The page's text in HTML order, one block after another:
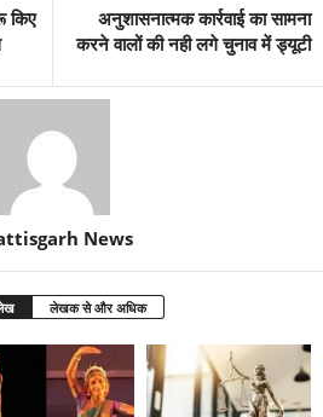
किए
अनुशासनात्मक कार्रवाई का सामना
करने वालों की नही लगे चुनाव में ड्यूटी
News
लेखक से और अधिक